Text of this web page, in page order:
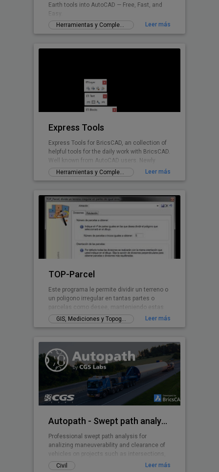
Earth tools into AutoCAD — Free, Fast, and
Easy.
Herramientas y Complementos gratuitos
Leer más
Express Tools
Express Tools for BricsCAD, an collection of
helpful tools for the daily work with BricsCAD.
Well known from AutoCAD users. Newly
written for BricsCAD now. Herramientas y Complementos gratuitos Leer más
TOP-Parcel
Este programa le permite dividir un terreno o
un poligono irregular en tantas partes o
parcelas como desee, manteniendo estas
parcelas siempre el mismo área. El poligono
irregular puede tener cualquier forma
curvos. Se puede configurar la forma en la
que el programa va a realizar las divisiones
del terreno e incluso rotular cada una de las
partes o parcelas obtenidas. Divide el terreno
en tantas partes como quiera de una sola
vez.
GIS, Mediciones y Topografía Leer más
Autopath - Swept path analysis
Professional swept path analysis for
analizing maneuverability and clearance of
vehicles on projects such as intersections,
roundabouts, parking lots, ...
Civil Leer más